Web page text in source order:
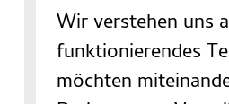
Wir verstehen uns
funktionierendes
möchten